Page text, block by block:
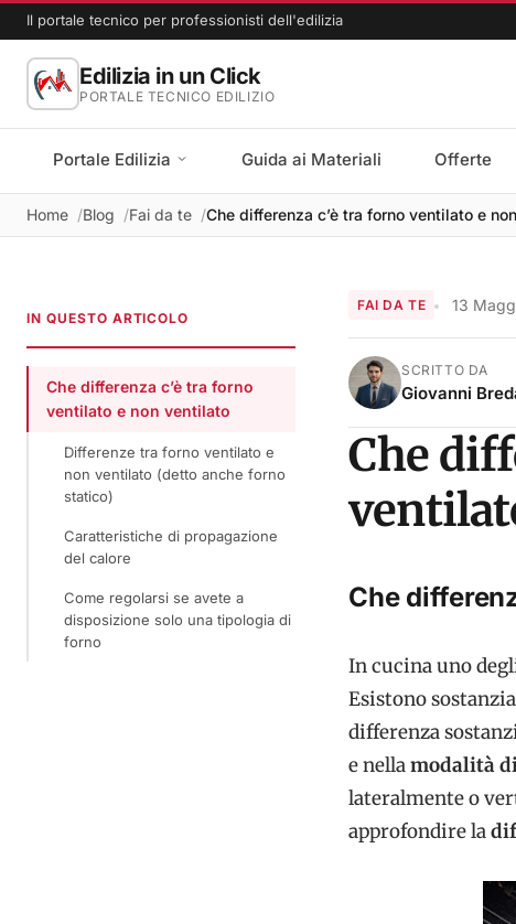
Il portale tecnico per professionisti dell'edilizia
Edilizia in un Click
PORTALE TECNICO EDILIZIO
Portale Edilizia Guida ai Materiali Offerte
Home Blog Fai da te Che differenza c’è tra forno ventilato e
IN QUESTO ARTICOLO
Che differenza c’è tra forno
ventilato e non ventilato
Differenze tra forno ventilato e
non ventilato (detto anche forno
statico)
Caratteristiche di propagazione
del calore
Come regolarsi se avete a
disposizione solo una tipologia di
forno
FAI DA TE 13
SCRITTO DA
Giovanni
Che
Che
In cucina uno
Esistono
differenza
e nellamodalità
lateralmente o
approfondire la